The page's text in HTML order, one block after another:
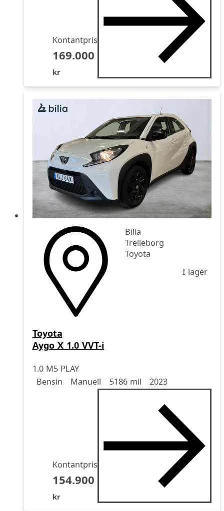
Kontantpris
169.000
kr
Bilia
Trelleborg
Toyota
I lager
Toyota
Aygo X 1.0 VVT-i
1.0 M5 PLAY
Drivmedel
Bensin
DrivmedelManuell
Miltal 5186 mil
årsmodell 2023
Kontantpris
154.900
kr